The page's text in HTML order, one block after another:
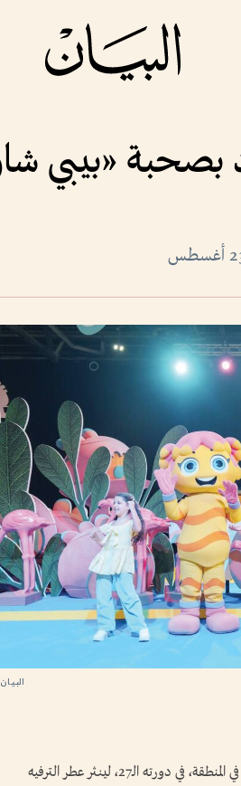
البيان
عاد، أمس، «عالم مدهش»، أحد أكبر الوجهات الترفيهية الداخلية في المنطقة، في دورته الـ27، لينثر عطر الترفيه